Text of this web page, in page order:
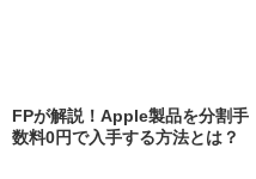
FPが解説！Apple製品を分割手
数料0円で入手する方法とは？